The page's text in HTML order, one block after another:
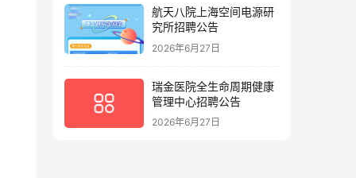
航天八院上海空间电源研
究所招聘公告
2026年6月27日
瑞金医院全生命周期健康
管理中心招聘公告
2026年6月27日